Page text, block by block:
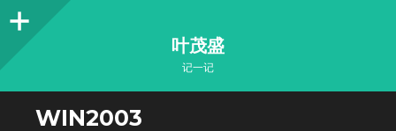
Sidebar
叶茂盛
记一记
WIN2003